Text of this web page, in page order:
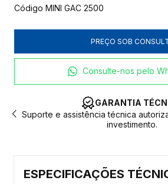
Código MINI GAC 2500
Consulte-nos pelo
GARANTIA
Suporte e assistência técnica
investimento.
ESPECIFICAÇÕES